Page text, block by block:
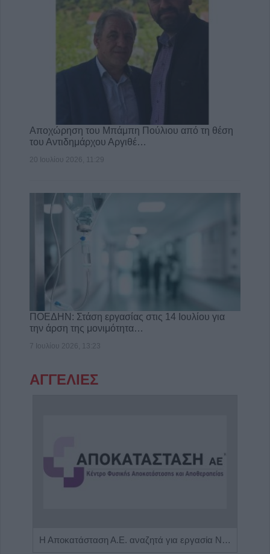
Αποχώρηση του Μπάμπη Πούλιου από τη θέση
του Αντιδημάρχου Αργιθέ…
20 Ιουλίου 2026, 11:29
ΠΟΕΔΗΝ: Στάση εργασίας στις 14 Ιουλίου για
την άρση της μονιμότητα…
7 Ιουλίου 2026, 13:23
ΑΓΓΕΛΙΕΣ
Η Αποκατάσταση Α.Ε. αναζητά για εργασία Νοσηλευτές και Βοηθούς Νοσηλευτές